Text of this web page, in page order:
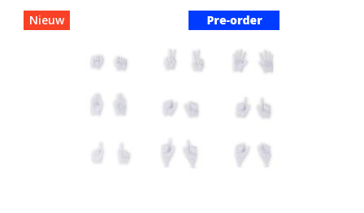
Nieuw